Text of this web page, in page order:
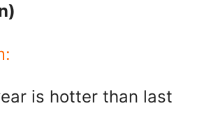
is hotter than last